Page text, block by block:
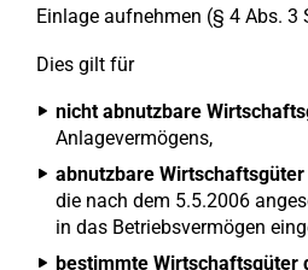
Einlage aufnehmen (§ 4 Abs. 3
Dies gilt für
nicht abnutzbare
Anlagevermögens,
abnutzbare Wirtschaftsgüter
die nach dem 5.5.2006
in das Betriebsvermögen
bestimmte Wirtschaftsgüter